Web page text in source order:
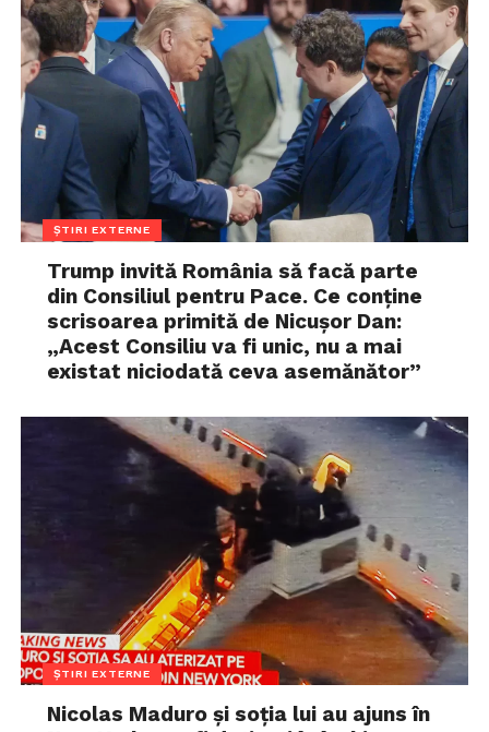
ȘTIRI EXTERNE
Trump invită România să facă parte
din Consiliul pentru Pace. Ce conține
scrisoarea primită de Nicușor Dan:
„Acest Consiliu va fi unic, nu a mai
existat niciodată ceva asemănător”
ȘTIRI EXTERNE
Nicolas Maduro și soția lui au ajuns în